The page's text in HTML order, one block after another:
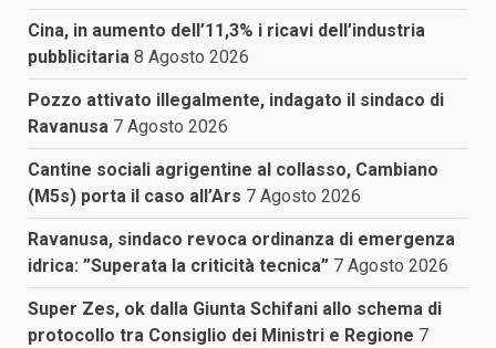
Cina, in aumento dell’11,3% i ricavi dell’industria
pubblicitaria 8 Agosto 2026
Pozzo attivato illegalmente, indagato il sindaco di
Ravanusa 7 Agosto 2026
Cantine sociali agrigentine al collasso, Cambiano
(M5s) porta il caso all’Ars 7 Agosto 2026
Ravanusa, sindaco revoca ordinanza di emergenza
idrica: ”Superata la criticità tecnica” 7 Agosto 2026
Super Zes, ok dalla Giunta Schifani allo schema di
protocollo tra Consiglio dei Ministri e Regione 7